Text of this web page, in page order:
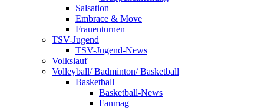
Salsation
Embrace & Move
Frauenturnen
TSV-Jugend
TSV-Jugend-News
Volkslauf
Volleyball/ Badminton/ Basketball
Basketball
Basketball-News
Fanmag